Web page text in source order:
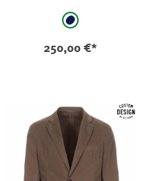
auswählen
rinsed-washed
250,00 €*